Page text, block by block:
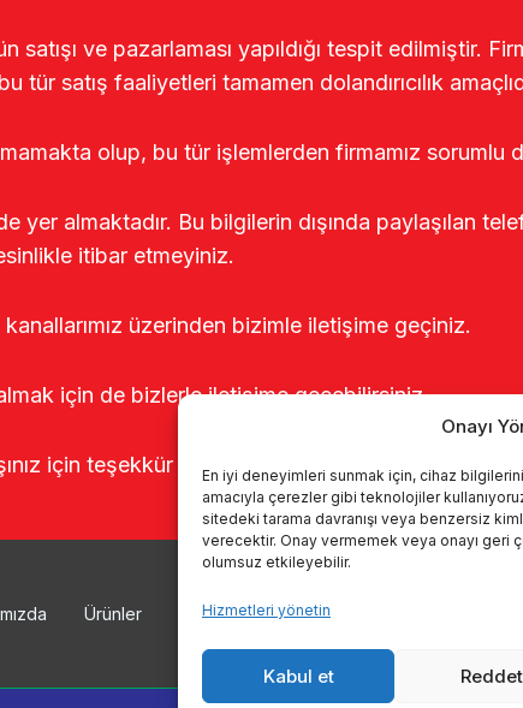
Onayı
En iyi deneyimleri sunmak için, cihaz
amacıyla çerezler gibi teknolojiler
sitedeki tarama davranışı veya benzersiz
verecektir. Onay vermemek veya onayı geri
olumsuz etkileyebilir.
Hizmetleri yönetin
Kabul et Reddet
ve pazarlaması yapıldığı tespit edilmiştir.
satış faaliyetleri tamamen dolandırıcılık
olup, bu tür işlemlerden firmamız sorumlu
almaktadır. Bu bilgilerin dışında paylaşılan
itibar etmeyiniz.
üzerinden bizimle iletişime geçiniz.
için de bizlerle iletişime geçebilirsiniz.
için teşekkür ederiz.
Ürünler Sağımhaneler Kataloglar